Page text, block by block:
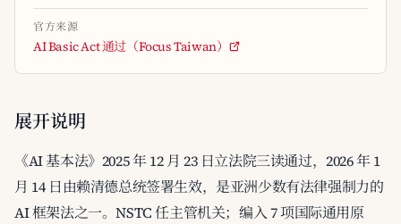
官方来源
AI Basic Act 通过（Focus Taiwan）
展开说明
《AI 基本法》2025 年 12 月 23 日立法院三读通过，2026 年 1
月 14 日由赖清德总统签署生效，是亚洲少数有法律强制力的
AI 框架法之一。NSTC 任主管机关；编入 7 项国际通用原